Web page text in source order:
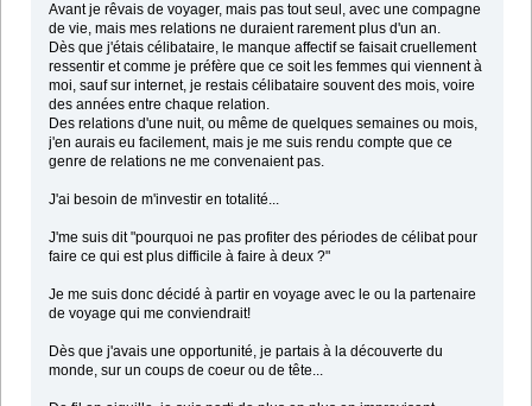
Avant je rêvais de voyager, mais pas tout seul, avec une compagne
de vie, mais mes relations ne duraient rarement plus d'un an.
Dès que j'étais célibataire, le manque affectif se faisait cruellement
ressentir et comme je préfère que ce soit les femmes qui viennent à
moi, sauf sur internet, je restais célibataire souvent des mois, voire
des années entre chaque relation.
Des relations d'une nuit, ou même de quelques semaines ou mois,
j'en aurais eu facilement, mais je me suis rendu compte que ce
genre de relations ne me convenaient pas.
J'ai besoin de m'investir en totalité...
J'me suis dit "pourquoi ne pas profiter des périodes de célibat pour
faire ce qui est plus difficile à faire à deux ?"
Je me suis donc décidé à partir en voyage avec le ou la partenaire
de voyage qui me conviendrait!
Dès que j'avais une opportunité, je partais à la découverte du
monde, sur un coups de coeur ou de tête...